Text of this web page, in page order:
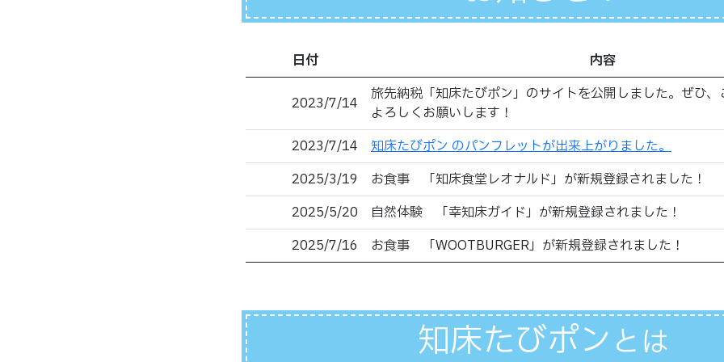
日付 内容
2023/7/14
旅先納税「知床たびポン」のサイトを公開しました。ぜひ、
よろしくお願いします！
2023/7/14
知床たびポン のパンフレットが出来上がりました。
2025/3/19
お食事 「知床食堂レオナルド」が新規登録されました！
2025/5/20
自然体験 「幸知床ガイド」が新規登録されました！
2025/7/16
お食事 「WOOTBURGER」が新規登録されました！
知床たびポンとは